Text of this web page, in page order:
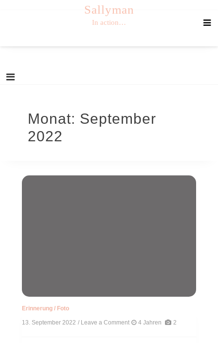
Sallyman
In action…
Monat: September
2022
Erinnerung/ Foto
13. September 2022 / Leave a Commenton 4 Jahren 2